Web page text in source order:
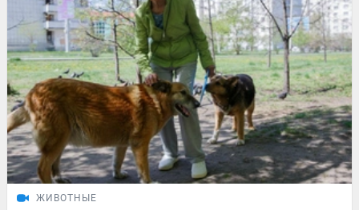
ЖИВОТНЫЕ